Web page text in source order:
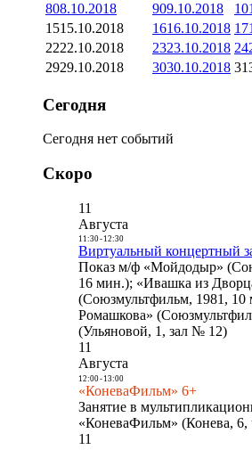
808.10.2018 909.10.2018 10
1515.10.2018 1616.10.2018 17
2222.10.2018 2323.10.2018 24
2929.10.2018 3030.10.2018 31
Сегодня
Сегодня нет событий
Скоро
11
Августа
11:30- 12:30
Виртуальный концертный
Показ м/ф «Мойдодыр»
16 мин.); «Ивашка из
(Союзмультфильм, 1981, 10
Ромашкова»
(Ульяновой, 1, зал № 12)
11
Августа
12:00- 13:00
«КоневаФильм» 6+
Занятие в
«КоневаФильм» (Конева, 6,
11